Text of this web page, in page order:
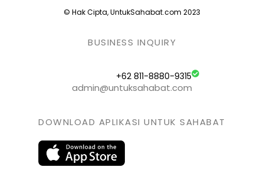
© Hak Cipta, UntukSahabat.com 2023
BUSINESS INQUIRY
+62 811-8880-9315
admin@untuksahabat.com
DOWNLOAD APLIKASI UNTUK SAHABAT